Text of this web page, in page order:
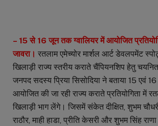
– 15 से 16 जून तक ग्वालियर में आयोजित
जावरा। रतलाम एमेच्योर मार्शल आर्ट डेवलपमेंट
खिलाड़ी राज्य स्तरीय कराते चैंपियनशिप हेतु
जनपद सदस्य प्रिया सिसोदिया ने बताया 15 एवं
आयोजित की जा रही राज्य कराते प्रतियोगिता में
खिलाड़ी भाग लेंगे। जिसमें संकेत दीक्षित, शुभम
राठौर, माही हाडा, प्रीति केसरी और शुभम सिंह